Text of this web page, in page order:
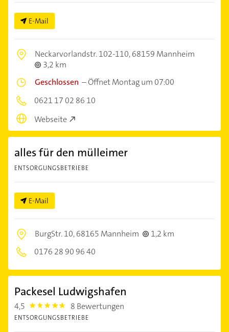
E-Mail
Neckarvorlandstr. 102-110,68159 Mannheim
3,2 km
Geschlossen –Öffnet Montag um 07:00
0621 17 02 86 10
Webseite
alles für den mülleimer
ENTSORGUNGSBETRIEBE
E-Mail
BurgStr. 10,68165 Mannheim
1,2 km
0176 28 90 96 40
Packesel Ludwigshafen
4,5 4.5 8 Bewertungen
ENTSORGUNGSBETRIEBE